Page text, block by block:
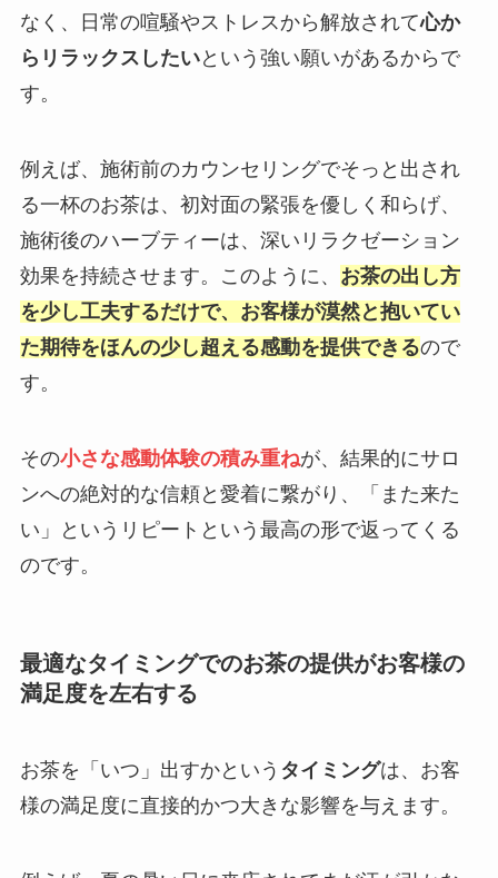
なく、日常の喧騒やストレスから解放されて心か
らリラックスしたいという強い願いがあるからで
す。
例えば、施術前のカウンセリングでそっと出され
る一杯のお茶は、初対面の緊張を優しく和らげ、
施術後のハーブティーは、深いリラクゼーション
効果を持続させます。このように、 お茶の出し方
を少し工夫するだけで、お客様が漠然と抱いてい
た期待をほんの少し超える感動を提供できるので
す。
その小さな感動体験の積み重ねが、結果的にサロ
ンへの絶対的な信頼と愛着に繋がり、「また来た
い」というリピートという最高の形で返ってくる
のです。
最適なタイミングでのお茶の提供がお客様の
満足度を左右する
お茶を「いつ」出すかという タイミングは、お客
様の満足度に直接的かつ大きな影響を与えます。